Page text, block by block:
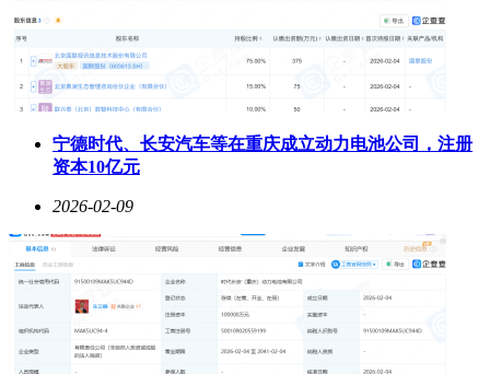
宁德时代、长安汽车等在重庆成立动力电池公司，注册
资本10亿元
2026-02-09